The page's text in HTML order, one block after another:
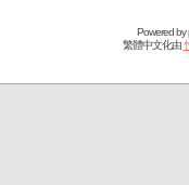
Powered by
繁體中文化由